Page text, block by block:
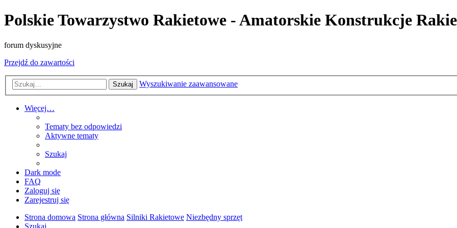
Polskie Towarzystwo Rakietowe - Amatorskie Konstrukcje
forum dyskusyjne
Przejdź do zawartości
Szukaj Wyszukiwanie zaawansowane
Więcej…
Tematy bez odpowiedzi
Aktywne tematy
Szukaj
Dark mode
FAQ
Zaloguj się
Zarejestruj się
Strona domowa Strona główna Silniki Rakietowe Niezbędny sprzęt